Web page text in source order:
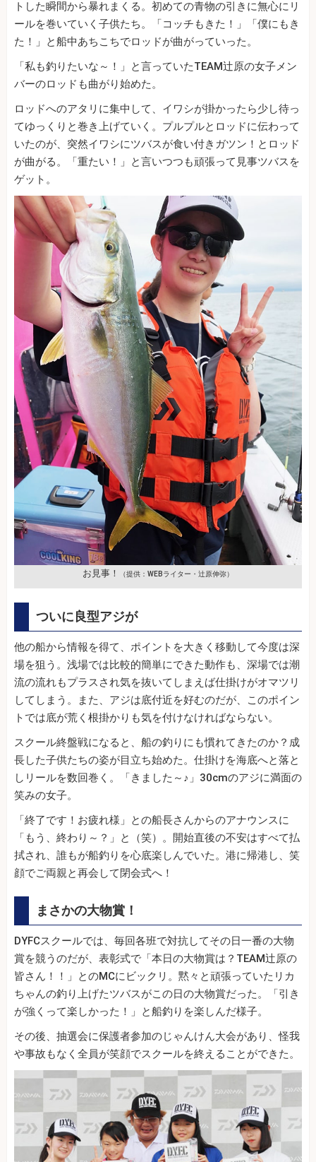
トした瞬間から暴れまくる。初めての青物の引きに無心にリ
ールを巻いていく子供たち。「コッチもきた！」「僕にもき
た！」と船中あちこちでロッドが曲がっていった。
「私も釣りたいな～！」と言っていたTEAM辻原の女子メン
バーのロッドも曲がり始めた。
ロッドへのアタリに集中して、イワシが掛かったら少し待っ
てゆっくりと巻き上げていく。プルプルとロッドに伝わって
いたのが、突然イワシにツバスが食い付きガツン！とロッド
が曲がる。「重たい！」と言いつつも頑張って見事ツバスを
ゲット。
お見事！ （提供：WEBライター・辻原伸弥）
ついに良型アジが
他の船から情報を得て、ポイントを大きく移動して今度は深
場を狙う。浅場では比較的簡単にできた動作も、深場では潮
流の流れもプラスされ気を抜いてしまえば仕掛けがオマツリ
してしまう。また、アジは底付近を好むのだが、このポイン
トでは底が荒く根掛かりも気を付けなければならない。
スクール終盤戦になると、船の釣りにも慣れてきたのか？成
長した子供たちの姿が目立ち始めた。仕掛けを海底へと落と
しリールを数回巻く。「きました～♪」30cmのアジに満面の
笑みの女子。
「終了です！お疲れ様」との船長さんからのアナウンスに
「もう、終わり～？」と（笑）。開始直後の不安はすべて払
拭され、誰もが船釣りを心底楽しんでいた。港に帰港し、笑
顔でご両親と再会して閉会式へ！
まさかの大物賞！
DYFCスクールでは、毎回各班で対抗してその日一番の大物
賞を競うのだが、表彰式で「本日の大物賞は？TEAM辻原の
皆さん！！」とのMCにビックリ。黙々と頑張っていたリカ
ちゃんの釣り上げたツバスがこの日の大物賞だった。「引き
が強くって楽しかった！」と船釣りを楽しんだ様子。
その後、抽選会に保護者参加のじゃんけん大会があり、怪我
や事故もなく全員が笑顔でスクールを終えることができた。